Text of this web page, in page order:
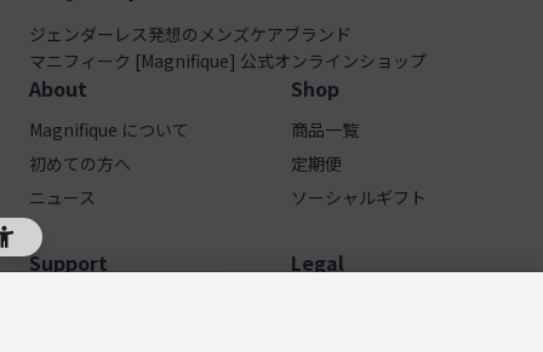
ジェンダーレス発想のメンズケアブランド
マニフィーク [Magnifique] 公式オンラインショップ
About
Magnifique について
初めての方へ
ニュース
Shop
商品一覧
定期便
ソーシャルギフト
Support Legal